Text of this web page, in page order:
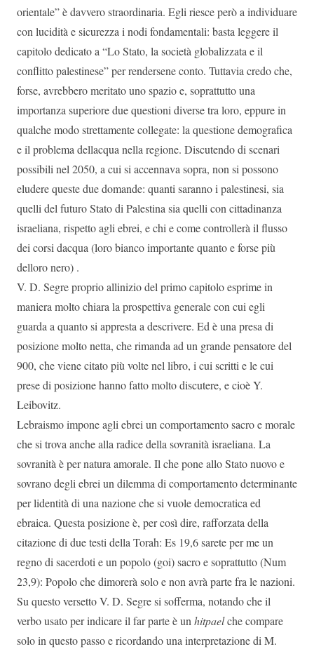
orientale” è davvero straordinaria. Egli riesce però a individuare
con lucidità e sicurezza i nodi fondamentali: basta leggere il
capitolo dedicato a “Lo Stato, la società globalizzata e il
conflitto palestinese” per rendersene conto. Tuttavia credo che,
forse, avrebbero meritato uno spazio e, soprattutto una
importanza superiore due questioni diverse tra loro, eppure in
qualche modo strettamente collegate: la questione demografica
e il problema dellacqua nella regione. Discutendo di scenari
possibili nel 2050, a cui si accennava sopra, non si possono
eludere queste due domande: quanti saranno i palestinesi, sia
quelli del futuro Stato di Palestina sia quelli con cittadinanza
israeliana, rispetto agli ebrei, e chi e come controllerà il flusso
dei corsi dacqua (loro bianco importante quanto e forse più
delloro nero) .
V. D. Segre proprio allinizio del primo capitolo esprime in
maniera molto chiara la prospettiva generale con cui egli
guarda a quanto si appresta a descrivere. Ed è una presa di
posizione molto netta, che rimanda ad un grande pensatore del
900, che viene citato più volte nel libro, i cui scritti e le cui
prese di posizione hanno fatto molto discutere, e cioè Y.
Leibovitz.
Lebraismo impone agli ebrei un comportamento sacro e morale
che si trova anche alla radice della sovranità israeliana. La
sovranità è per natura amorale. Il che pone allo Stato nuovo e
sovrano degli ebrei un dilemma di comportamento determinante
per lidentità di una nazione che si vuole democratica ed
ebraica. Questa posizione è, per così dire, rafforzata della
citazione di due testi della Torah: Es 19,6 sarete per me un
regno di sacerdoti e un popolo (goi) sacro e soprattutto (Num
23,9): Popolo che dimorerà solo e non avrà parte fra le nazioni.
Su questo versetto V. D. Segre si sofferma, notando che il
verbo usato per indicare il far parte è un hitpaelche compare
solo in questo passo e ricordando una interpretazione di M.